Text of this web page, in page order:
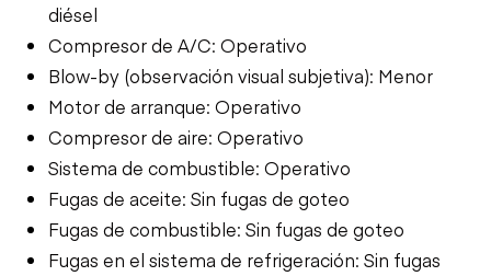
diésel
Compresor de A/C: Operativo
Blow-by (observación visual subjetiva): Menor
Motor de arranque: Operativo
Compresor de aire: Operativo
Sistema de combustible: Operativo
Fugas de aceite: Sin fugas de goteo
Fugas de combustible: Sin fugas de goteo
Fugas en el sistema de refrigeración: Sin fugas